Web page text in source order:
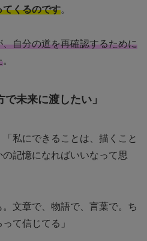
てくるのです。
自分の道を再確認するために
。
で未来に渡したい」
私にできることは、描くこと
記憶になればいいなって思
文章で、物語で、言葉で。ち
て信じてる」